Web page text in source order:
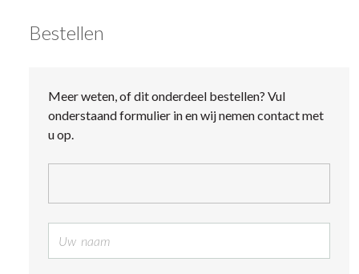
Bestellen
Meer weten, of dit onderdeel bestellen? Vul
onderstaand formulier in en wij nemen contact met
u op.